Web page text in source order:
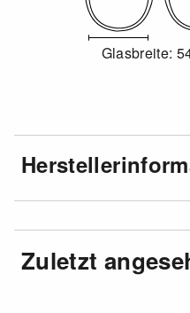
Glasbreite:
Zuletzt